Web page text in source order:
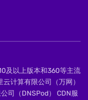
及以上版本和360等主流
计算有限公司（万网）
司（DNSPod） CDN服